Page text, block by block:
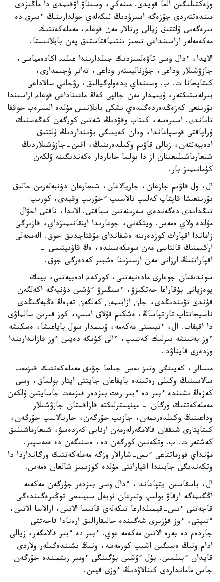
وزەكتىلىگىن العا قويدى. مىنەكي، وسىناۋ اۋقىمدى دا ماڭىزدى
مىندەتتەردى جۇزەگە اسىرۋدىڭ تىكەلەي جولدارىنىڭ ءبىرى دە
بىرەگەيى ۇلتتىق زيالى ورتالار مەن قوعام، مەملەكەتتىك
مەكەمەلەر اراسىنداعى تىعىز ىنتىماقتاستىق پەن بايلانىستا.
الايدا، ءدال وسى تاۋەلسىزدىك جىلدارىندا عىلىم اكادەمياسى،
جازۋشىلار وداعى، جۋرناليستەر وداعى، تەاتر ۇجىمدارى،
كىتاپحانا ت. ب. وسىنداي يدەولوگيالىق، رۋحاني سالاداعى
بىرلەستىكتەر، ۇيىمدار مەن جالپى كەڭ ماعىناداعى قوعام اراسىندا
بۇرىنعى كەزەڭدەردەگىدەي ىشكى بايلانىس مۇلدە السىرەپ جوققا
تاياندى. اسىرەسە، كىتاپ وقۋدىڭ شەتىن كورگەن كەڭەستىك
ۇراپاقتى قوسپاعاندا، ودان كەيىنگى بۋىنداردىڭ ۇلتتىق
ادەبيەتتەن، زيالى قاۋىم وكىلدەرىنىڭ، اقىن-جازۋشىلاردىڭ
شىعارماشىلىعىنان از دا بولسا حاباردار ەكەندىگىنە ۇلكەن
كۇمانىمىز بار.
ال، ول قاۋىم جازعان، جاريالاعان، شىعارعان دۇنيەلەرىن حالىق
بۇرىنعىشا قاپتاپ كەلىپ تالاسىپ ءجۇرىپ وقيدى، كورىپ
تىڭدايدى دەگەندەي سەزىنەتىن سياقتى. الايدا، ناقتى احۋال
مۇلدە ولاي ەمەس. ويتكەنى، جوعارىدا ايتقانىمىزداي، قازىرگى
زاماندا اقپارات كوزدەرىنە ەشقانداي مۇقتاجدىق جوق. الەمجەلى
اركىمنىڭ قالتاسى مەن سومكەسىندە، ەڭ قاۋىپتىسى -
اقپاراتتىڭ ارزانى مەن ارسىزىنا ەشبىر كەدەرگى جوق.
سوندىقتان جوعارى مادەنيەتتى، كوركەم ادەبيەتتى، بيىك
پوەزيانى بۇقاراعا جەتكىزۋ، ءسىڭىرۋ ءۇشىن دۇنيەگە اكەلگەن
قۇندى تۋىندىڭدى، جان ازابىمەن كەلگەن تەرەڭ ەڭبەگىڭدى
ناسيحاتتاپ تاراتپاساڭ، ەشكىم قۇلاق اسىپ، كوز قىرىن سالماۋى
دا اقيقات. ال، ءتيىستى مەكەمە، ۇيىمدار سول باياعىشا، ەسكىشە
ءوز بەتىنشە تىرلىك كەشىپ، ءالى كۇنگە دەيىن ءوز قازاندارىندا
وزدەرى قايناۋدا.
مىسالى، كەيىنگى وتىز بەس جىلعا جۋىق مەملەكەتتىك قىزمەت
سالاسىنىڭ وكىلى رەتىندە بايقاعان جايتتى ايتار بولساق، وسى
كەزەڭ ىشىندە ءبىر دە ءبىر رەت بىزدەر قىزمەت جاسايتىن ۇلكەن
مەملەكەتتىك ورگان - مينيسترلىكتە قازاقستان جازۋشىلار
وداعىنىڭ وكىلدەرىمەن، جازىپ جۇرگەن، جاريالانىپ جۇرگەن،
كىتاپتارى شىققان قالامگەرلەرمەن ارنايى كەزدەسۋ، شىعارماشىلىق
كەشتەر ت. ب. وتكەنىن كورگەن دە، ەستىگەن دە ەمەسپىز.
مۇنداي فورماتتاعى ءىس-شارالار وزگە مەملەكەتتىك ورگانداردا دا
وتكەندىگى جايىندا اقپاراتتى مۇلدە كوزىمىز شالعان ەمەس.
ال، باسقاسىن ايتپاعاندا، ءدال وسى بىزدەر جۇرگەن مەكەمە
اڭگىمەگە ارقاۋ بولىپ وتىرعان نوبەل سىيلىعى توڭىرەگىندەگى
قاجەتتى ءىس-قيمىلدارعا تىكەلەي قاتىسا الاتىن، ارالاسا الاتىن،
ءتىپتى، ءوز قۇزىرى شەگىندە حالىقارالىق ارەنادا قاجەتتى
جاردەم دە بەرە الاتىن مەكەمە عوي. ءبىر دە ءبىر قالامگەر، زيالى
ادام ونىڭ ەسىگىن اشىپ كورمەسە، ونىڭ ىشىندەگىلەر ولاردى
قايدان ءبىلسىن. بۇل ءۇشىن بۇگىنگى ءومىر ريتمىندە جۇرگەن
جاس مامانداردى كىنالاۋدىڭ ءوزى قيىن.